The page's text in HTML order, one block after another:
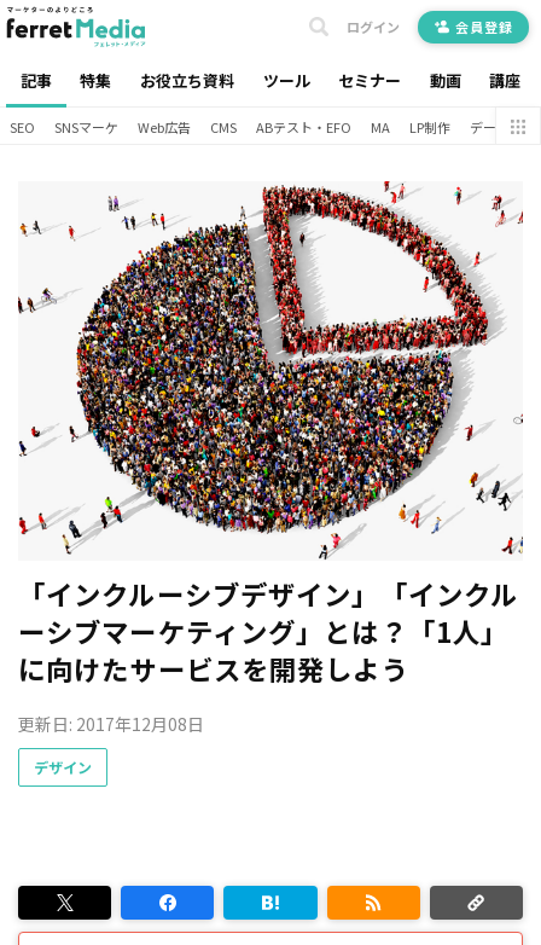
記事 特集 お役立ち資料 ツール セミナー 動画 講座
ログイン 会員登録
SEO SNSマーケ Web広告 CMS ABテスト・EFO MA LP制作 データ分析
「インクルーシブデザイン」「インクル
ーシブマーケティング」とは？「1人」
に向けたサービスを開発しよう
更新日: 2017年12月08日
デザイン